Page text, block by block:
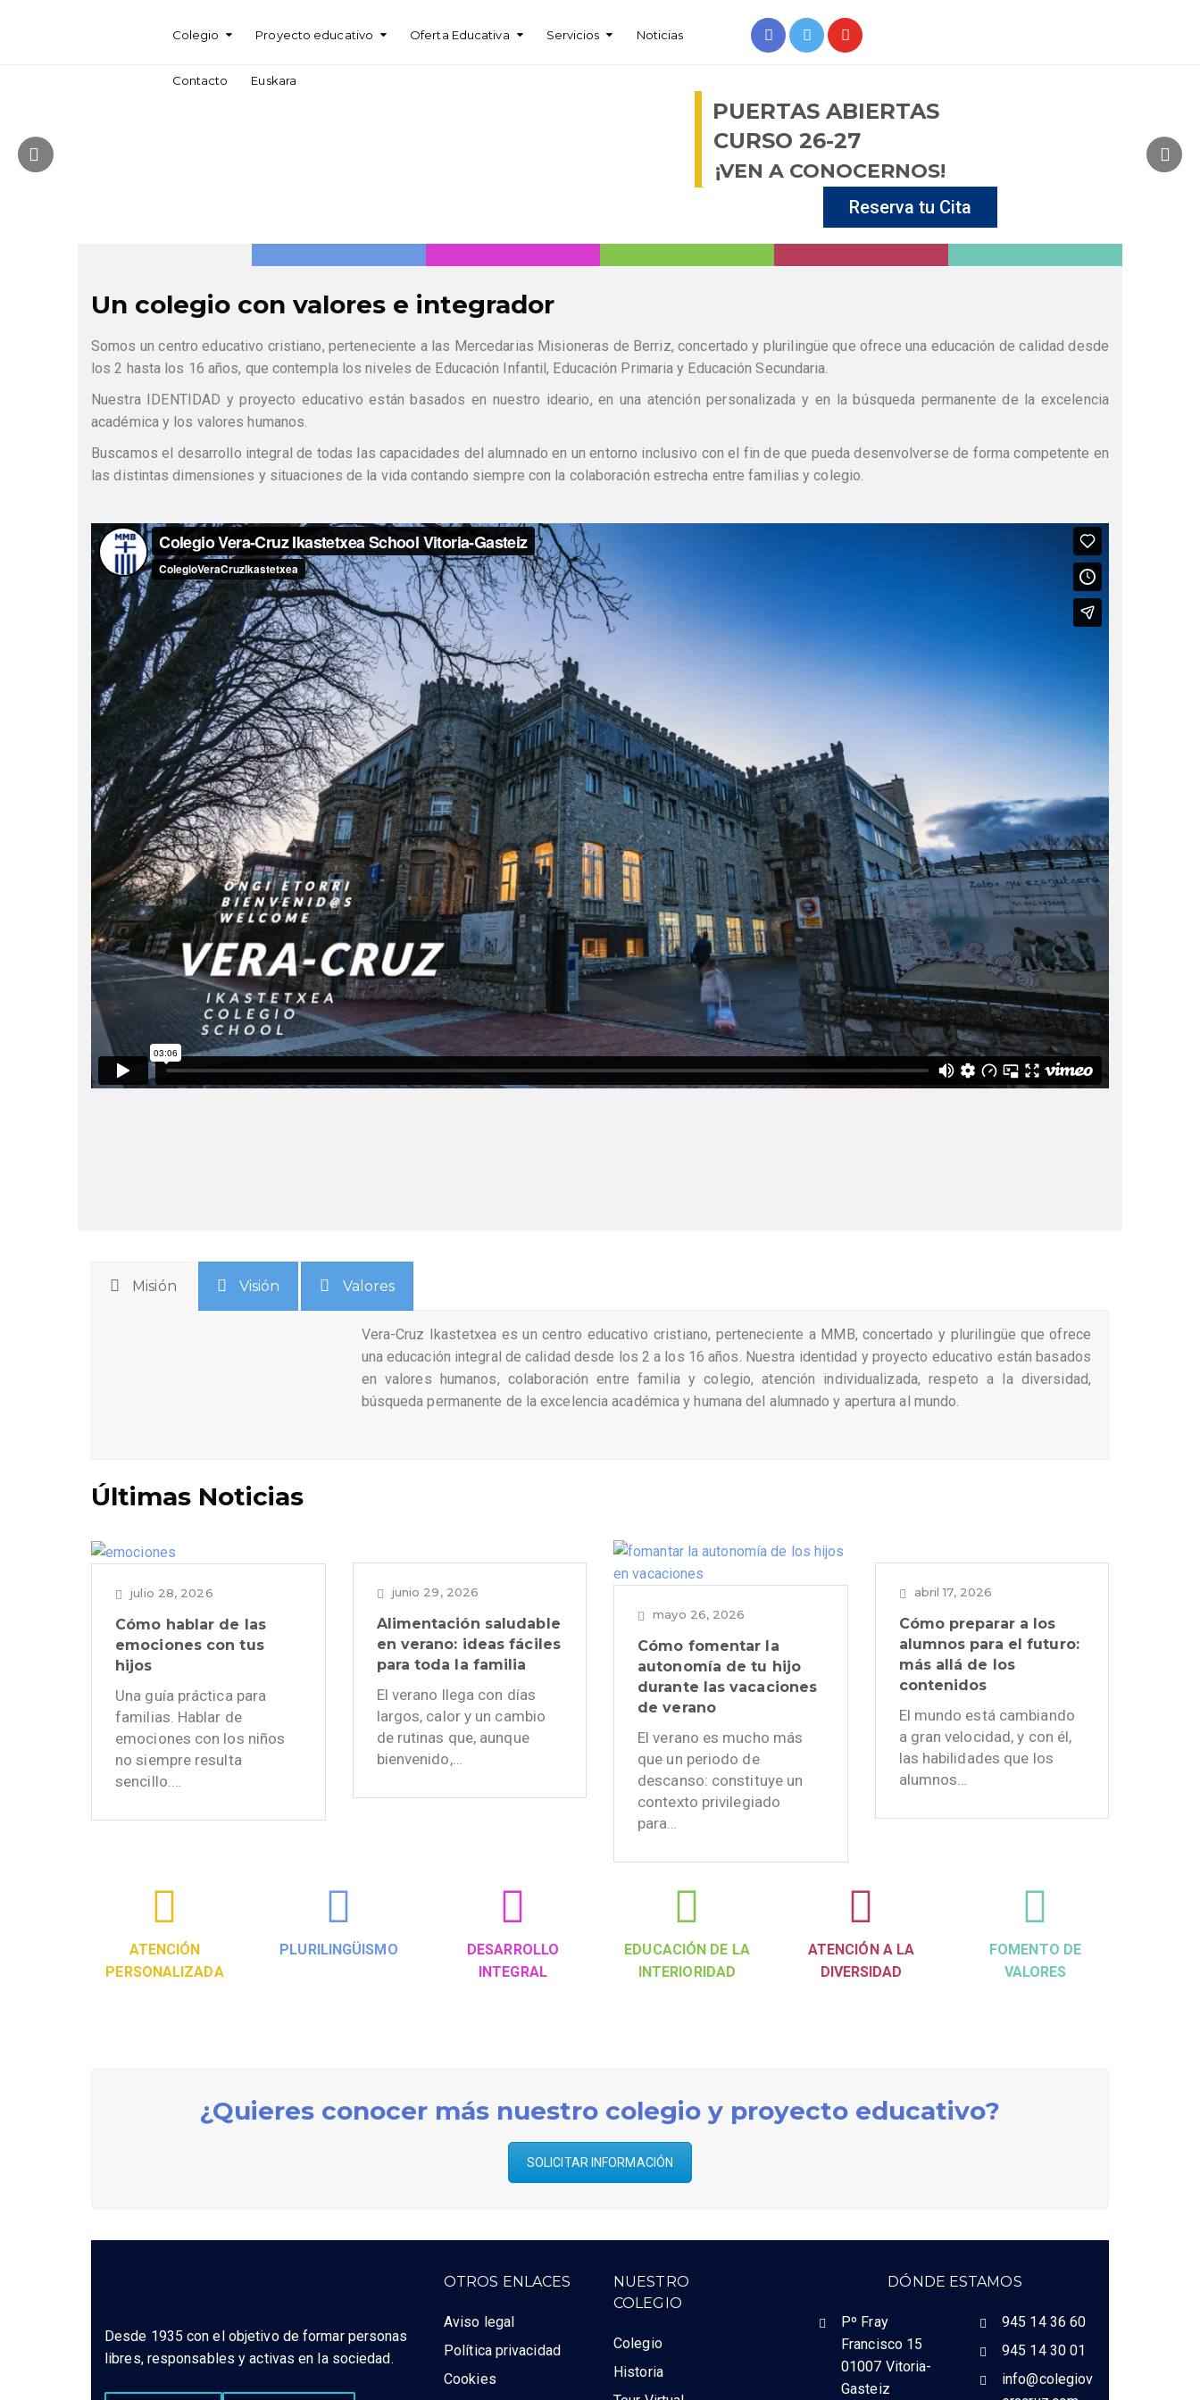
Colegio Proyecto educativo Oferta Educativa Servicios Noticias
Contacto Euskara
Reserva tu Cita
PUERTAS ABIERTAS
¡VEN A CONOCERNOS!
CURSO 26-27
Un colegio con valores e integrador
Somos un centro educativo cristiano, perteneciente a las Mercedarias Misioneras de Berriz, concertado y plurilingüe que ofrece una educación de calidad desde
los 2 hasta los 16 años, que contempla los niveles de Educación Infantil, Educación Primaria y Educación Secundaria.
Nuestra IDENTIDAD y proyecto educativo están basados en nuestro ideario, en una atención personalizada y en la búsqueda permanente de la excelencia
académica y los valores humanos.
Buscamos el desarrollo integral de todas las capacidades del alumnado en un entorno inclusivo con el fin de que pueda desenvolverse de forma competente en
las distintas dimensiones y situaciones de la vida contando siempre con la colaboración estrecha entre familias y colegio.
Misión Visión Valores
Vera-Cruz Ikastetxea es un centro educativo cristiano, perteneciente a MMB, concertado y plurilingüe que ofrece
una educación integral de calidad desde los 2 a los 16 años. Nuestra identidad y proyecto educativo están basados
en valores humanos, colaboración entre familia y colegio, atención individualizada, respeto a la diversidad,
búsqueda permanente de la excelencia académica y humana del alumnado y apertura al mundo.
Últimas Noticias
julio 28, 2026
Cómo hablar de las
emociones con tus
hijos
Una guía práctica para
familias. Hablar de
emociones con los niños
no siempre resulta
sencillo.…
junio 29, 2026
Alimentación saludable
en verano: ideas fáciles
para toda la familia
El verano llega con días
largos, calor y un cambio
de rutinas que, aunque
bienvenido,…
mayo 26, 2026
Cómo fomentar la
autonomía de tu hijo
durante las vacaciones
de verano
El verano es mucho más
que un periodo de
descanso: constituye un
contexto privilegiado
para…
abril 17, 2026
Cómo preparar a los
alumnos para el futuro:
más allá de los
contenidos
El mundo está cambiando
a gran velocidad, y con él,
las habilidades que los
alumnos…
ATENCIÓN
PERSONALIZADA
PLURILINGÜISMO
DESARROLLO
INTEGRAL
EDUCACIÓN DE LA
INTERIORIDAD
ATENCIÓN A LA
DIVERSIDAD
FOMENTO DE
VALORES
¿Quieres conocer más nuestro colegio y proyecto educativo?
SOLICITAR INFORMACIÓN
Desde 1935 con el objetivo de formar personas
libres, responsables y activas en la sociedad.
OTROS ENLACES
Aviso legal
Política privacidad
Cookies
NUESTRO
COLEGIO
Colegio
Historia
DÓNDE ESTAMOS
Pº Fray
Francisco 15
01007 Vitoria-
Gasteiz
945 14 36 60
945 14 30 01
info@colegiov